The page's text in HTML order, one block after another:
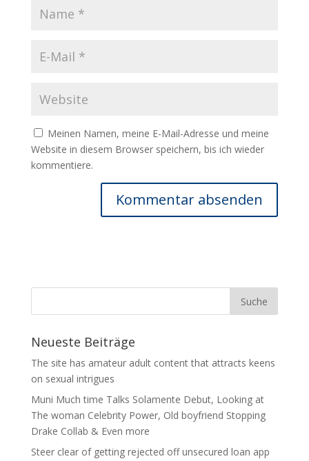
Meinen Namen, meine E-Mail-Adresse und meine
Website in diesem Browser speichern, bis ich wieder
kommentiere.
Neueste Beiträge
The site has amateur adult content that attracts keens
on sexual intrigues
Muni Much time Talks Solamente Debut, Looking at
The woman Celebrity Power, Old boyfriend Stopping
Drake Collab & Even more
Steer clear of getting rejected off unsecured loan app